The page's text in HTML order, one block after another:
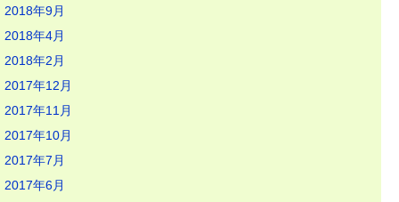
2018年9月
2018年4月
2018年2月
2017年12月
2017年11月
2017年10月
2017年7月
2017年6月